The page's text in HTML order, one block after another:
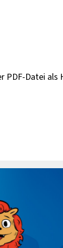
PDF-Datei